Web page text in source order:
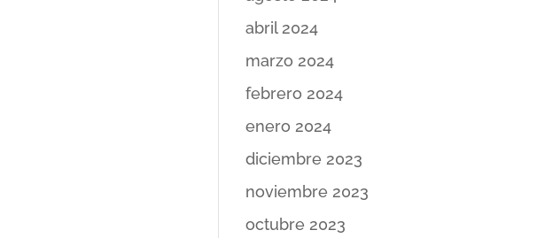
abril 2024
marzo 2024
febrero 2024
enero 2024
diciembre 2023
noviembre 2023
octubre 2023